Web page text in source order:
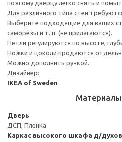
поэтому дверцу легко снять и
Для различного типа стен
Выберите подходящие для ваших
саморезы и т. п. (не прилагаются).
Петли регулируются по высоте,
Ножки и цоколи продаются
Можно дополнить ручкой.
Дизайнер:
IKEA of Sweden
Материалы
Дверь
ДСП, Пленка
Каркас высокого шкафа д/